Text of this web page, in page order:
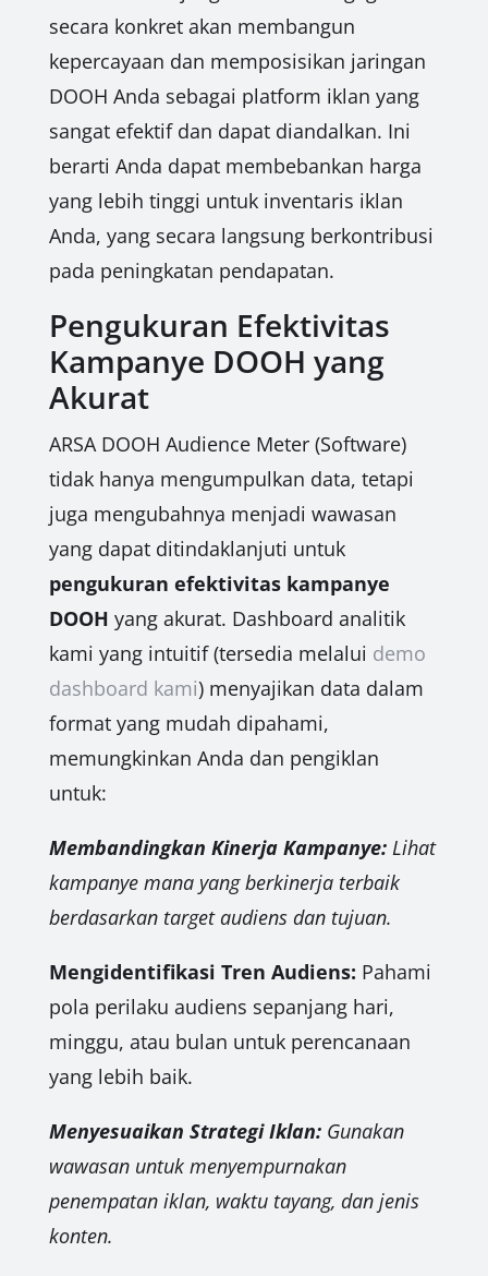
secara konkret akan membangun
kepercayaan dan memposisikan jaringan
DOOH Anda sebagai platform iklan yang
sangat efektif dan dapat diandalkan. Ini
berarti Anda dapat membebankan harga
yang lebih tinggi untuk inventaris iklan
Anda, yang secara langsung berkontribusi
pada peningkatan pendapatan.
Pengukuran Efektivitas
Kampanye DOOH yang
Akurat
ARSA DOOH Audience Meter (Software)
tidak hanya mengumpulkan data, tetapi
juga mengubahnya menjadi wawasan
yang dapat ditindaklanjuti untuk
pengukuran efektivitas kampanye
DOOH yang akurat. Dashboard analitik
kami yang intuitif (tersedia melalui demo
dashboard kami) menyajikan data dalam
format yang mudah dipahami,
memungkinkan Anda dan pengiklan
untuk:
Membandingkan Kinerja Kampanye:Lihat
kampanye mana yang berkinerja terbaik
berdasarkan target audiens dan tujuan.
Mengidentifikasi Tren Audiens: Pahami
pola perilaku audiens sepanjang hari,
minggu, atau bulan untuk perencanaan
yang lebih baik.
Menyesuaikan Strategi Iklan:Gunakan
wawasan untuk menyempurnakan
penempatan iklan, waktu tayang, dan jenis
konten.